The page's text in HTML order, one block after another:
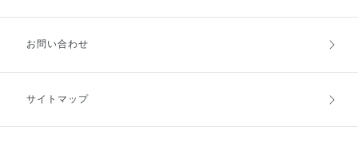
お支払方法
キャンセル・返品・交換
お問い合わせ
サイトマップ